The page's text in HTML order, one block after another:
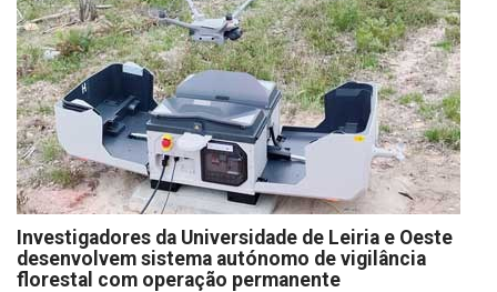
Investigadores da Universidade de Leiria e Oeste
desenvolvem sistema autónomo de vigilância
florestal com operação permanente